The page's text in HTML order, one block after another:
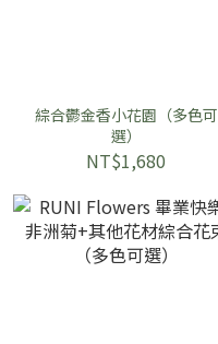
綜合鬱金香小花園（多色可
選）
NT$1,680